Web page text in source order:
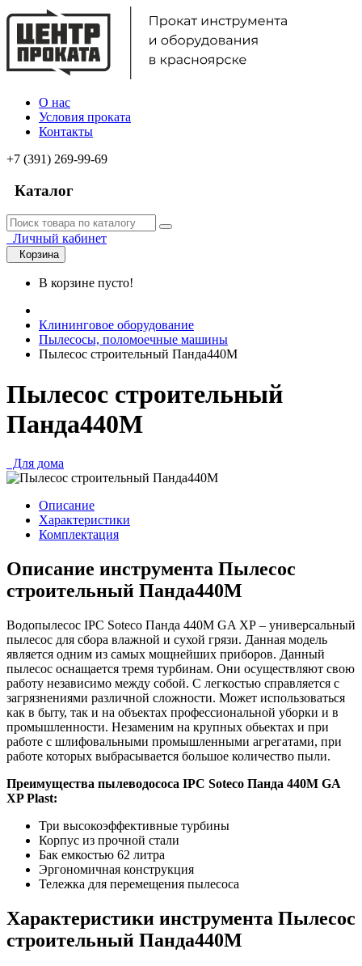
О нас
Условия проката
Контакты
+7 (391) 269-99-69
Каталог
Личный кабинет
Корзина
В корзине пусто!
Клининговое оборудование
Пылесосы, поломоечные машины
Пылесос строительный Панда440M
Пылесос строительный
Панда440M
Для дома
Описание
Характеристики
Комплектация
Описание инструмента Пылесос
строительный Панда440M
Водопылесос IPC Soteco Панда 440M GA XP – универсальный
пылесос для сбора влажной и сухой грязи. Данная модель
является одним из самых мощнейших приборов. Данный
пылесос оснащается тремя турбинам. Они осуществляют свою
работу независимо между собой. С легкостью справляется с
загрязнениями различной сложности. Может использоваться
как в быту, так и на объектах профессиональной уборки и в
промышленности. Незаменим на крупных обьектах и при
работе с шлифовальными промышленными агрегатами, при
работе которых выбрасывается большое количество пыли.
Преимущества пылеводососа IPC Soteco Панда 440M GA
XP Plast:
Три высокоэффективные турбины
Корпус из прочной стали
Бак емкостью 62 литра
Эргономичная конструкция
Тележка для перемещения пылесоса
Характеристики инструмента Пылесос
строительный Панда440M